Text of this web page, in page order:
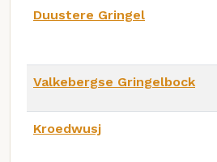
Duustere Gringel
Valkebergse Gringelbock
Kroedwusj